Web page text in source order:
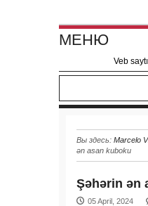
МЕНЮ
Вы здесь: Marcelo
ən asan kuboku
Şəhərin ən
05 April, 2024